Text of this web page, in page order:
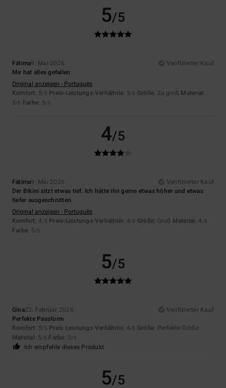
5/5
Fátima9. Mai 2026
Verifizierter Kauf
Mir hat alles gefallen
Original anzeigen - Português
Komfort: 5/5 Preis-Leistungs-Verhältnis: 5/5 Größe: Zu groß Material:
5/5 Farbe: 5/5
4/5
Fátima9. Mai 2026
Verifizierter Kauf
Der Bikini sitzt etwas tief. Ich hätte ihn gerne etwas höher und etwas
tiefer ausgeschnitten.
Original anzeigen - Português
Komfort: 4/5 Preis-Leistungs-Verhältnis: 4/5 Größe: Groß Material: 4/5
Farbe: 5/5
5/5
Gina22. Februar 2026
Verifizierter Kauf
Perfekte Passform
Komfort: 5/5 Preis-Leistungs-Verhältnis: 4/5 Größe: Perfekte Größe
Material: 5 /5 Farbe: 5/5
Ich empfehle dieses Produkt
5/5